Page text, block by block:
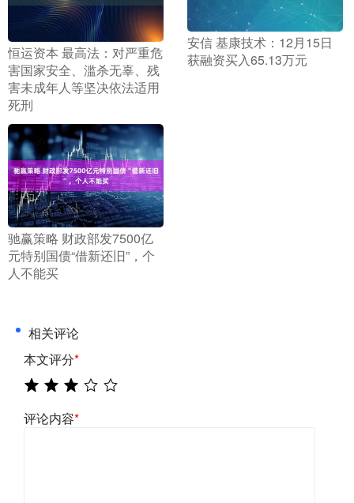
​恒运资本 最高法：对严重危
害国家安全、滥杀无辜、残
害未成年人等坚决依法适用
死刑
​安信 基康技术：12月15日
获融资买入65.13万元
​驰赢策略 财政部发7500亿
元特别国债“借新还旧”，个
人不能买
相关评论
本文评分*
评论内容*